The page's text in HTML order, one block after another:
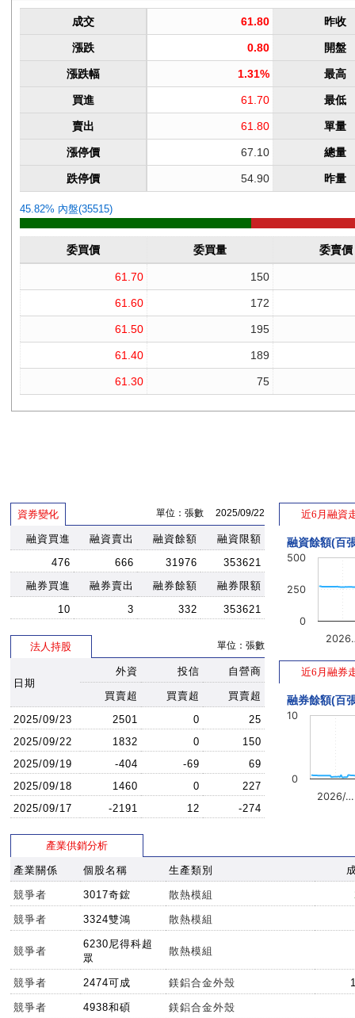
資券變化 單位：張數 2025/09/22
融資買進 融資賣出 融資餘額
融資限額
476
666 31976
353621
融券買進
融券賣出 融券餘額
融券限額
10
3 332 353621
法人持股 單位：張數
日期
外資 投信 自營商
買賣超 買賣超
買賣超
2025/09/23
2501 0
25
2025/09/22
1832 0
150
2025/09/19
-404 -69
69
2025/09/18
1460 0
227
2025/09/17
-2191 12 -274
近6月融資
融資餘額(百
0
250
500
近6月融券
融券餘額(百
2026/…
0
10
產業供銷分析
產業關係 個股名稱 生產類別
競爭者 3017奇鋐 散熱模組
競爭者 3324雙鴻 散熱模組
競爭者
6230尼得科超
眾
散熱模組
競爭者 2474可成 鎂鋁合金外殼
競爭者 4938和碩 鎂鋁合金外殼